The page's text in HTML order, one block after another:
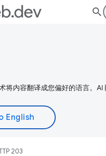
将内容翻译成您偏好的语言。AI
203